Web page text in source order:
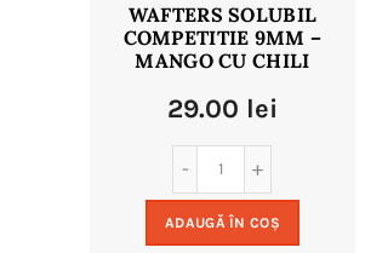
WAFTERS SOLUBIL
COMPETITIE 9MM –
MANGO CU CHILI
29.00 lei
ADAUGĂ ÎN COȘ